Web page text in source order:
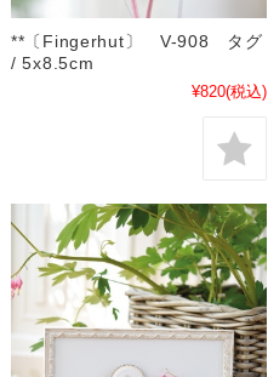
**〔Fingerhut〕 V-908 タグ
/ 5x8.5cm
¥820(税込)